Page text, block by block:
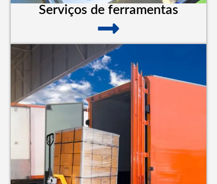
Serviços de ferramentas